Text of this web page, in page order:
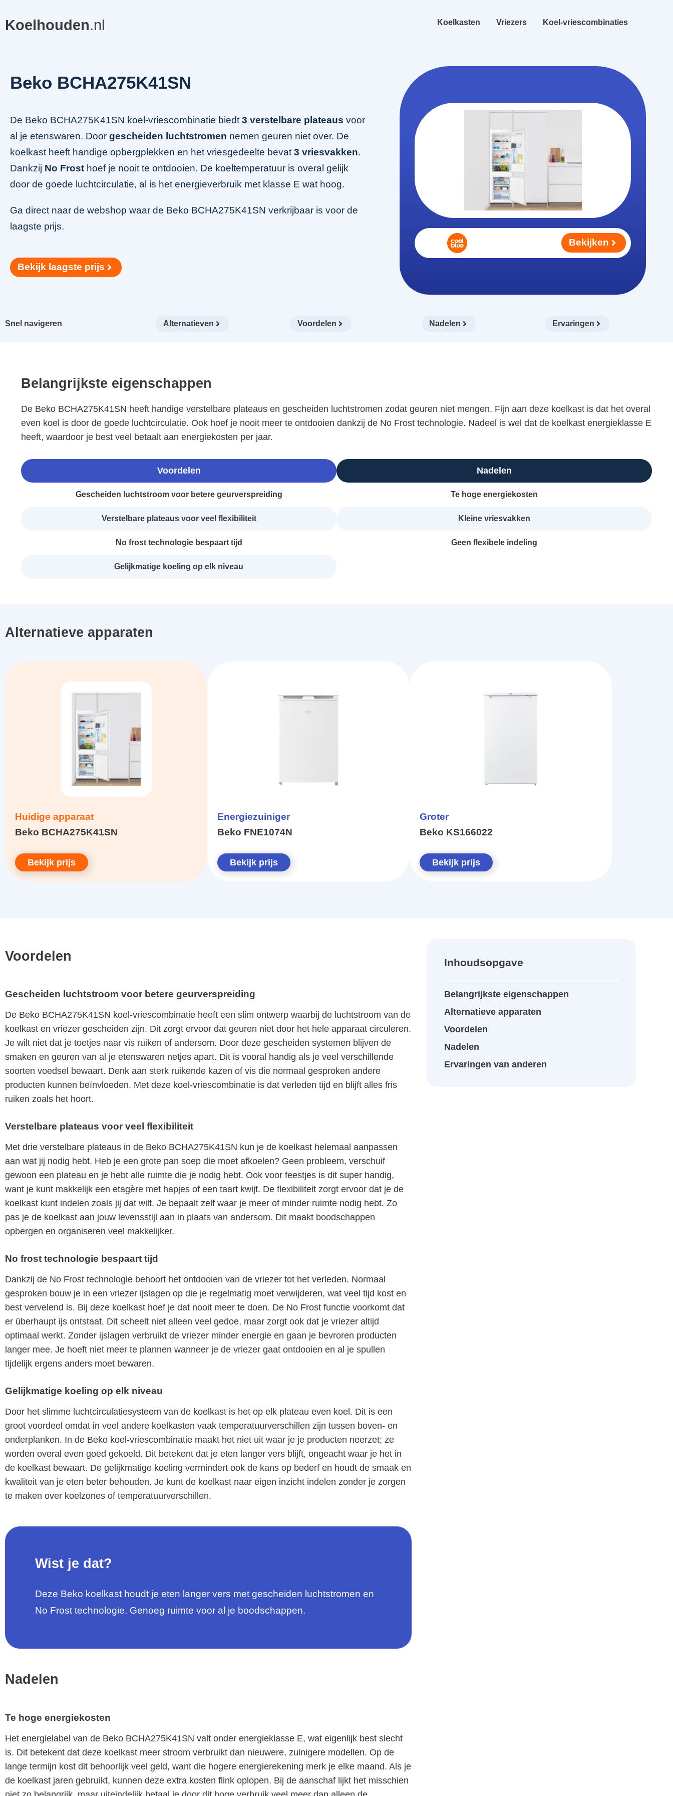
Koelhouden.nl Koelkasten Vriezers Koel-vriescombinaties
Beko BCHA275K41SN
De Beko BCHA275K41SN koel-vriescombinatie biedt3 verstelbare plateaus voor
al je etenswaren. Door gescheiden luchtstromen nemen geuren niet over. De
koelkast heeft handige opbergplekken en het vriesgedeelte bevat3 vriesvakken.
Dankzij No Frost hoef je nooit te ontdooien. De koeltemperatuur is overal gelijk
door de goede luchtcirculatie, al is het energieverbruik met klasse E wat hoog.
Ga direct naar de webshop waar de Beko BCHA275K41SN verkrijbaar is voor de
laagste prijs.
Bekijk laagste prijs
Bekijken
Snel navigeren Alternatieven Voordelen Nadelen Ervaringen
Belangrijkste eigenschappen
De Beko BCHA275K41SN heeft handige verstelbare plateaus en gescheiden luchtstromen zodat geuren niet mengen. Fijn aan deze koelkast is dat het overal
even koel is door de goede luchtcirculatie. Ook hoef je nooit meer te ontdooien dankzij de No Frost technologie. Nadeel is wel dat de koelkast energieklasse E
heeft, waardoor je best veel betaalt aan energiekosten per jaar.
Voordelen
Gescheiden luchtstroom voor betere geurverspreiding
Verstelbare plateaus voor veel flexibiliteit
No frost technologie bespaart tijd
Gelijkmatige koeling op elk niveau
Nadelen
Te hoge energiekosten
Kleine vriesvakken
Geen flexibele indeling
Alternatieve apparaten
Huidige apparaat
Beko BCHA275K41SN
Bekijk prijs
Energiezuiniger
Beko FNE1074N
Bekijk prijs
Groter
Beko KS166022
Bekijk prijs
Voordelen
Gescheiden luchtstroom voor betere geurverspreiding
De Beko BCHA275K41SN koel-vriescombinatie heeft een slim ontwerp waarbij de luchtstroom van de
koelkast en vriezer gescheiden zijn. Dit zorgt ervoor dat geuren niet door het hele apparaat circuleren.
Je wilt niet dat je toetjes naar vis ruiken of andersom. Door deze gescheiden systemen blijven de
smaken en geuren van al je etenswaren netjes apart. Dit is vooral handig als je veel verschillende
soorten voedsel bewaart. Denk aan sterk ruikende kazen of vis die normaal gesproken andere
producten kunnen beïnvloeden. Met deze koel-vriescombinatie is dat verleden tijd en blijft alles fris
ruiken zoals het hoort.
Verstelbare plateaus voor veel flexibiliteit
Met drie verstelbare plateaus in de Beko BCHA275K41SN kun je de koelkast helemaal aanpassen
aan wat jij nodig hebt. Heb je een grote pan soep die moet afkoelen? Geen probleem, verschuif
gewoon een plateau en je hebt alle ruimte die je nodig hebt. Ook voor feestjes is dit super handig,
want je kunt makkelijk een etagère met hapjes of een taart kwijt. De flexibiliteit zorgt ervoor dat je de
koelkast kunt indelen zoals jij dat wilt. Je bepaalt zelf waar je meer of minder ruimte nodig hebt. Zo
pas je de koelkast aan jouw levensstijl aan in plaats van andersom. Dit maakt boodschappen
opbergen en organiseren veel makkelijker.
No frost technologie bespaart tijd
Dankzij de No Frost technologie behoort het ontdooien van de vriezer tot het verleden. Normaal
gesproken bouw je in een vriezer ijslagen op die je regelmatig moet verwijderen, wat veel tijd kost en
best vervelend is. Bij deze koelkast hoef je dat nooit meer te doen. De No Frost functie voorkomt dat
er überhaupt ijs ontstaat. Dit scheelt niet alleen veel gedoe, maar zorgt ook dat je vriezer altijd
optimaal werkt. Zonder ijslagen verbruikt de vriezer minder energie en gaan je bevroren producten
langer mee. Je hoeft niet meer te plannen wanneer je de vriezer gaat ontdooien en al je spullen
tijdelijk ergens anders moet bewaren.
Gelijkmatige koeling op elk niveau
Door het slimme luchtcirculatiesysteem van de koelkast is het op elk plateau even koel. Dit is een
groot voordeel omdat in veel andere koelkasten vaak temperatuurverschillen zijn tussen boven- en
onderplanken. In de Beko koel-vriescombinatie maakt het niet uit waar je je producten neerzet; ze
worden overal even goed gekoeld. Dit betekent dat je eten langer vers blijft, ongeacht waar je het in
de koelkast bewaart. De gelijkmatige koeling vermindert ook de kans op bederf en houdt de smaak en
kwaliteit van je eten beter behouden. Je kunt de koelkast naar eigen inzicht indelen zonder je zorgen
te maken over koelzones of temperatuurverschillen.
Inhoudsopgave
Belangrijkste eigenschappen
Alternatieve apparaten
Voordelen
Nadelen
Ervaringen van anderen
Wist je dat?
Deze Beko koelkast houdt je eten langer vers met gescheiden luchtstromen en
No Frost technologie. Genoeg ruimte voor al je boodschappen.
Nadelen
Te hoge energiekosten
Het energielabel van de Beko BCHA275K41SN valt onder energieklasse E, wat eigenlijk best slecht
is. Dit betekent dat deze koelkast meer stroom verbruikt dan nieuwere, zuinigere modellen. Op de
lange termijn kost dit behoorlijk veel geld, want die hogere energierekening merk je elke maand. Als je
de koelkast jaren gebruikt, kunnen deze extra kosten flink oplopen. Bij de aanschaf lijkt het misschien